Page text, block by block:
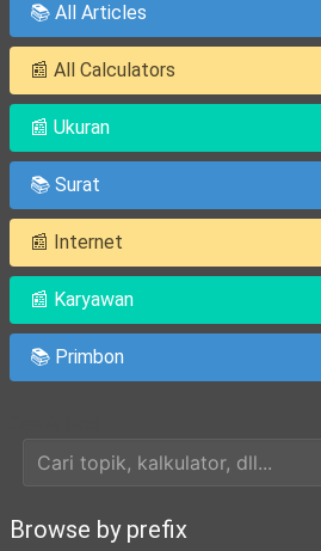
📚 All Articles
📰 All Calculators
📰 Ukuran
📚 Surat
📰 Internet
📰 Karyawan
📚 Primbon
Browse by prefix